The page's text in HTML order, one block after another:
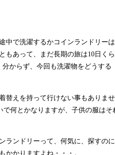
中で洗濯するかコインランドリーは
もあって、まだ長期の旅は10日くら
からず、今回も洗濯物をどうする
替えを持って行けない事もありませ
何とかなりますが、子供の服はそ
ランドリーって、何気に、探すのに
かかりますよね・・・。